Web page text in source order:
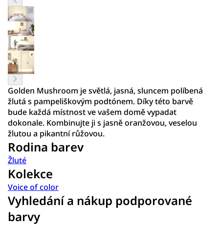
Golden Mushroom je světlá, jasná, sluncem políbená
žlutá s pampeliškovým podtónem. Díky této barvě
bude každá místnost ve vašem domě vypadat
dokonale. Kombinujte ji s jasně oranžovou, veselou
žlutou a pikantní růžovou.
Rodina barev
Žluté
Kolekce
Voice of color
Vyhledání a nákup podporované
barvy